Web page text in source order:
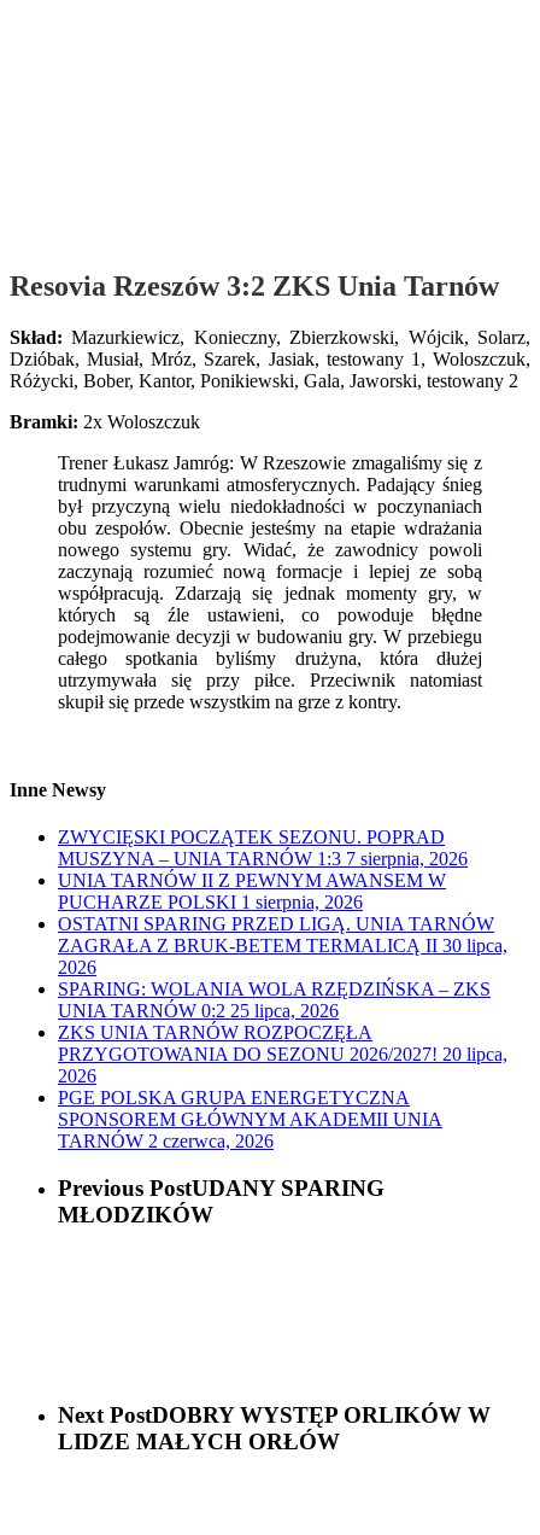
Resovia Rzeszów 3:2 ZKS Unia Tarnów
Skład:Mazurkiewicz, Konieczny, Zbierzkowski, Wójcik, Solarz,
Dzióbak, Musiał, Mróz, Szarek, Jasiak, testowany 1, Woloszczuk,
Różycki, Bober, Kantor, Ponikiewski, Gala, Jaworski, testowany 2
Bramki: 2x Woloszczuk
Trener Łukasz Jamróg: W Rzeszowie zmagaliśmy się z
trudnymi warunkami atmosferycznych. Padający śnieg
był przyczyną wielu niedokładności w poczynaniach
obu zespołów. Obecnie jesteśmy na etapie wdrażania
nowego systemu gry. Widać, że zawodnicy powoli
zaczynają rozumieć nową formacje i lepiej ze sobą
współpracują. Zdarzają się jednak momenty gry, w
których są źle ustawieni, co powoduje błędne
podejmowanie decyzji w budowaniu gry. W przebiegu
całego spotkania byliśmy drużyna, która dłużej
utrzymywała się przy piłce. Przeciwnik natomiast
skupił się przede wszystkim na grze z kontry.
Inne Newsy
ZWYCIĘSKI POCZĄTEK SEZONU. POPRAD
MUSZYNA – UNIA TARNÓW 1:3 7 sierpnia, 2026
UNIA TARNÓW II Z PEWNYM AWANSEM W
PUCHARZE POLSKI 1 sierpnia, 2026
OSTATNI SPARING PRZED LIGĄ. UNIA TARNÓW
ZAGRAŁA Z BRUK-BETEM TERMALICĄ II 30 lipca,
2026
SPARING: WOLANIA WOLA RZĘDZIŃSKA – ZKS
UNIA TARNÓW 0:2 25 lipca, 2026
ZKS UNIA TARNÓW ROZPOCZĘŁA
PRZYGOTOWANIA DO SEZONU 2026/2027! 20 lipca,
2026
PGE POLSKA GRUPA ENERGETYCZNA
SPONSOREM GŁÓWNYM AKADEMII UNIA
TARNÓW 2 czerwca, 2026
Previous PostUDANY SPARING
MŁODZIKÓW
Next PostDOBRY WYSTĘP ORLIKÓW W
LIDZE MAŁYCH ORŁÓW